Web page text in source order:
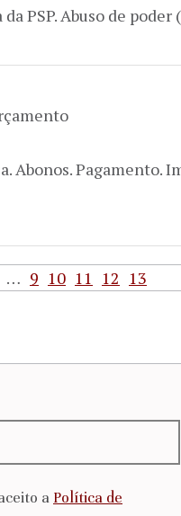
PSP. Abuso de poder
Pagamento.
… 9 10 11 12 13
a Política de